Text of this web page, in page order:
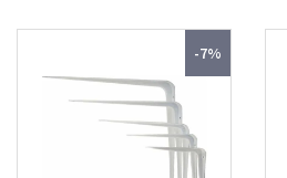
-7%